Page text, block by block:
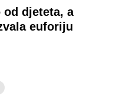
od djeteta, a
euforiju